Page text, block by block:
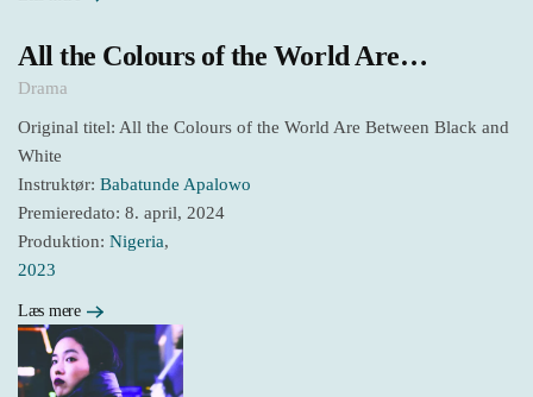
All the Colours of the World Are…
Drama
Original titel: All the Colours of the World Are Between Black and
White
Instruktør: Babatunde Apalowo
Premieredato: 8. april, 2024
Produktion: Nigeria,
2023
Læs mere